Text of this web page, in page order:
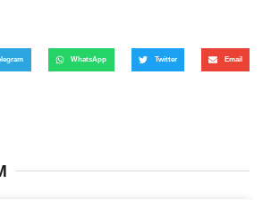
WhatsApp Twitter Email